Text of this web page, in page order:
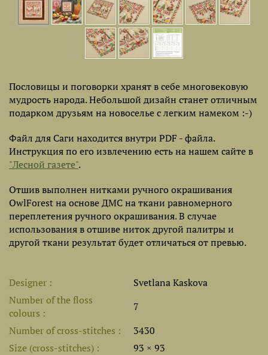
Пословицы и поговорки хранят в себе многовековую
мудрость народа. Небольшой дизайн станет отличным
подарком друзьям на новоселье с легким намеком :-)
Файл для Саги находится внутри PDF - файла.
Инструкция по его извлечению есть на нашем сайте в
"Лесной газете".
Отшив выполнен нитками ручного окрашивания
OwlForest на основе ДМС на ткани равномерного
переплетения ручного окрашивания. В случае
использования в отшиве ниток другой палитры и
другой ткани результат будет отличаться от превью.
Designer
Svetlana Kaskova
Number of the floss
colours
7
Number of cross-stitches
3430
Size (cross-stitches)
93 × 93